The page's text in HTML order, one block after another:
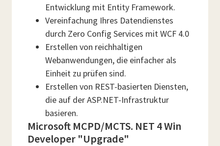
Entwicklung mit Entity Framework.
Vereinfachung Ihres Datendienstes
durch Zero Config Services mit WCF 4.0
Erstellen von reichhaltigen
Webanwendungen, die einfacher als
Einheit zu prüfen sind.
Erstellen von REST-basierten Diensten,
die auf der ASP.NET-Infrastruktur
basieren.
Microsoft MCPD/MCTS. NET 4 Win
Developer "Upgrade"